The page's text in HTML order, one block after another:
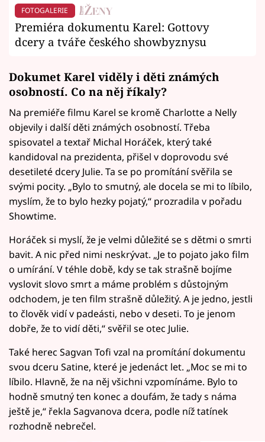
FOTOGALERIE
Premiéra dokumentu Karel: Gottovy
dcery a tváře českého showbyznysu
Dokumet Karel viděly i děti známých
osobností. Co na něj říkaly?
Na premiéře filmu Karel se kromě Charlotte a Nelly
objevily i další děti známých osobností. Třeba
spisovatel a textař Michal Horáček, který také
kandidoval na prezidenta, přišel v doprovodu své
desetileté dcery Julie. Ta se po promítání svěřila se
svými pocity. „Bylo to smutný, ale docela se mi to líbilo,
myslím, že to bylo hezky pojatý,“ prozradila v pořadu
Showtime.
Horáček si myslí, že je velmi důležité se s dětmi o smrti
bavit. A nic před nimi neskrývat. „Je to pojato jako film
o umírání. V téhle době, kdy se tak strašně bojíme
vyslovit slovo smrt a máme problém s důstojným
odchodem, je ten film strašně důležitý. A je jedno, jestli
to člověk vidí v padeásti, nebo v deseti. To je jenom
dobře, že to vidí děti,“ svěřil se otec Julie.
Také herec Sagvan Tofi vzal na promítání dokumentu
svou dceru Satine, které je jedenáct let. „Moc se mi to
líbilo. Hlavně, že na něj všichni vzpomínáme. Bylo to
hodně smutný ten konec a doufám, že tady s náma
ještě je,“ řekla Sagvanova dcera, podle níž tatínek
rozhodně nebrečel.